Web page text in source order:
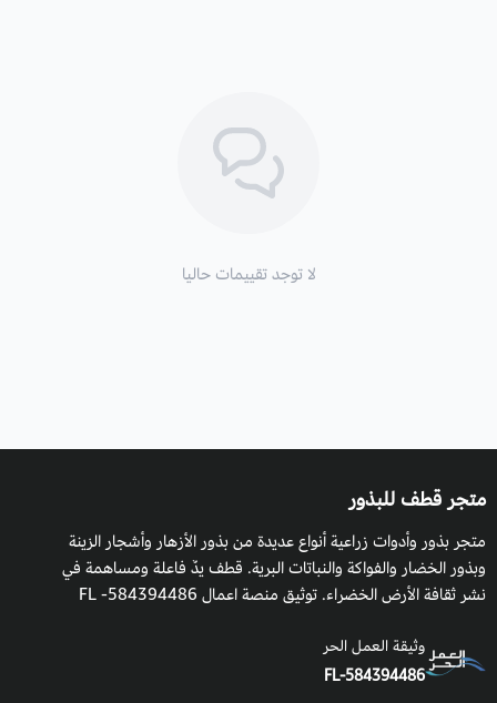
يتم زراعة طماطم الكرزية في صواني التشتيل. خلال شهر اغسطس
واكتوبر ثم تنقل الي الخارج في شهر سبتمبر ونوفمبر ثم يتم نقلها في
ووضع دعامات تقريبا طولها 20_25سم ، وربطها بالساق.لا توجد تقييمات حاليا
متجر قطف للبذور
متجر بذور وأدوات زراعية أنواع عديدة من بذور الأزهار وأشجار الزينة
وبذور الخضار والفواكة والنباتات البرية. قطف يدٌ فاعلة ومساهمة في
نشر ثقافة الأرض الخضراء. توثيق منصة اعمال 584394486- FL
وثيقة العمل الحر
FL-584394486